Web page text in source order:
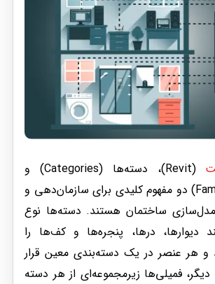
(Revit)، دسته‌ها (Categories) و
خانواده‌ها (Families) دو مفهوم کلیدی برای سازمان‌دهی و
ساختمان هستند. دسته‌ها نوع
دیوارها، درها، پنجره‌ها و کف‌ها را
هر عنصر در یک دسته‌بندی معین قرار
فمیلی‌ها زیرمجموعه‌ای از هر دسته